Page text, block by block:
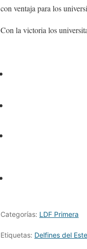
con ventaja para los
Con la victoria los
Categorías: LDF Primera
Etiquetas: Delfines del Este